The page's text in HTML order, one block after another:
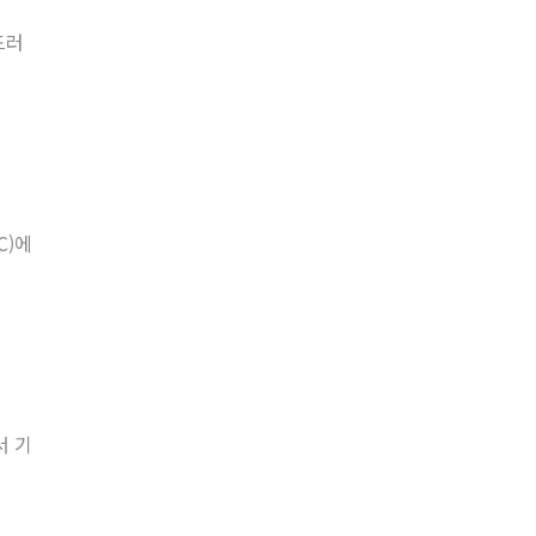
에
기